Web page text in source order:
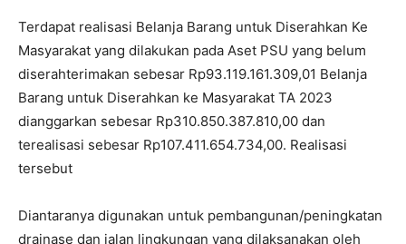
Terdapat realisasi Belanja Barang untuk Diserahkan Ke
Masyarakat yang dilakukan pada Aset PSU yang belum
diserahterimakan sebesar Rp93.119.161.309,01 Belanja
Barang untuk Diserahkan ke Masyarakat TA 2023
dianggarkan sebesar Rp310.850.387.810,00 dan
terealisasi sebesar Rp107.411.654.734,00. Realisasi
tersebut
Diantaranya digunakan untuk pembangunan/peningkatan
drainase dan jalan lingkungan yang dilaksanakan oleh